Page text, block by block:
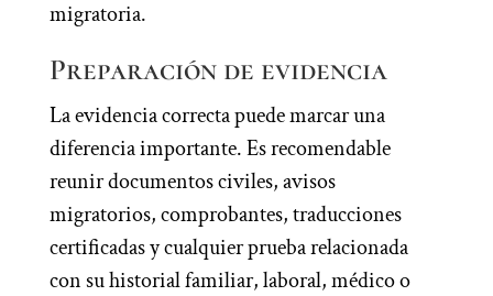
migratoria.
Preparación de evidencia
La evidencia correcta puede marcar una
diferencia importante. Es recomendable
reunir documentos civiles, avisos
migratorios, comprobantes, traducciones
certificadas y cualquier prueba relacionada
con su historial familiar, laboral, médico o